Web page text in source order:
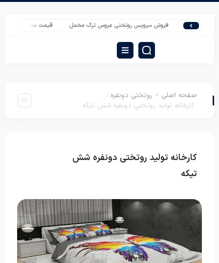
فروش سرویس روتختی عروس ترک مخمل قیمت عمده پتو نرمینه مدل
صفحه اصلی > روتختی دونفره :
کارخانه تولید روتختی دونفره شش تیکه
کارخانه تولید روتختی دونفره شش
تیکه